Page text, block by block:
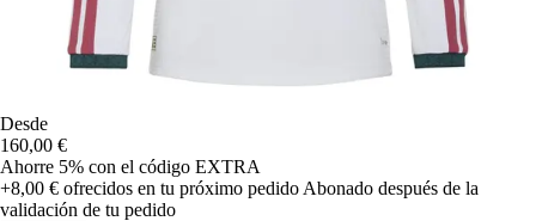
Desde
160,00 €
Ahorre 5% con el código EXTRA
+8,00 € ofrecidos en tu próximo pedido Abonado después de la
validación de tu pedido